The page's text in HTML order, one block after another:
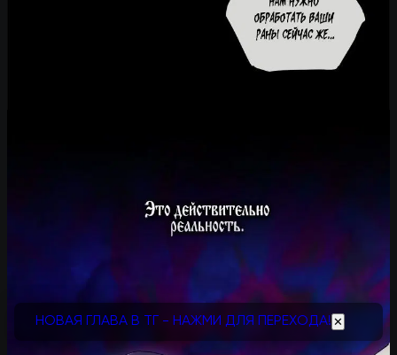
НОВАЯ ГЛАВА В ТГ - НАЖМИ ДЛЯ ПЕРЕХОДА! ✕